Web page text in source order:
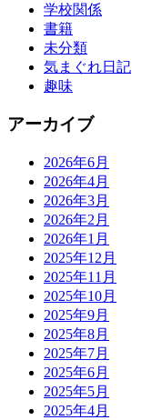
学校関係
書籍
未分類
気まぐれ日記
趣味
アーカイブ
2026年6月
2026年4月
2026年3月
2026年2月
2026年1月
2025年12月
2025年11月
2025年10月
2025年9月
2025年8月
2025年7月
2025年6月
2025年5月
2025年4月